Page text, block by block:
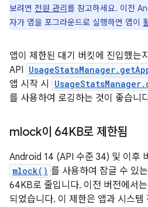
보려면 전원 관리를 참고하세요. 이전
자가 앱을 포그라운드로 실행하면 앱이
앱이 제한된 대기 버킷에 진입했는
API
앱 시작 시
를 사용하여 로깅하는 것이 좋습니
mlock이 64KB로 제한됨
Android 14 (API 수준 34) 및 이후
mlock() 를 사용하여 잠글 수 있
64KB로 줄입니다. 이전 버전에서
되었습니다. 이 제한은 앱과 시스